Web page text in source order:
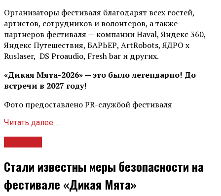
Организаторы фестиваля благодарят всех гостей,
артистов, сотрудников и волонтеров, а также
партнеров фестиваля — компании Haval, Яндекс 360,
Яндекс Путешествия, БАРЬЕР, ArtRobots, ЯДРО х
Ruslaser, DS Proaudio, Fresh bar и других.
«Дикая Мята-2026» — это было легендарно! До
встречи в 2027 году!
Фото предоставлено PR-службой фестиваля
Читать далее ...
Стали известны меры безопасности на
фестивале «Дикая Мята»